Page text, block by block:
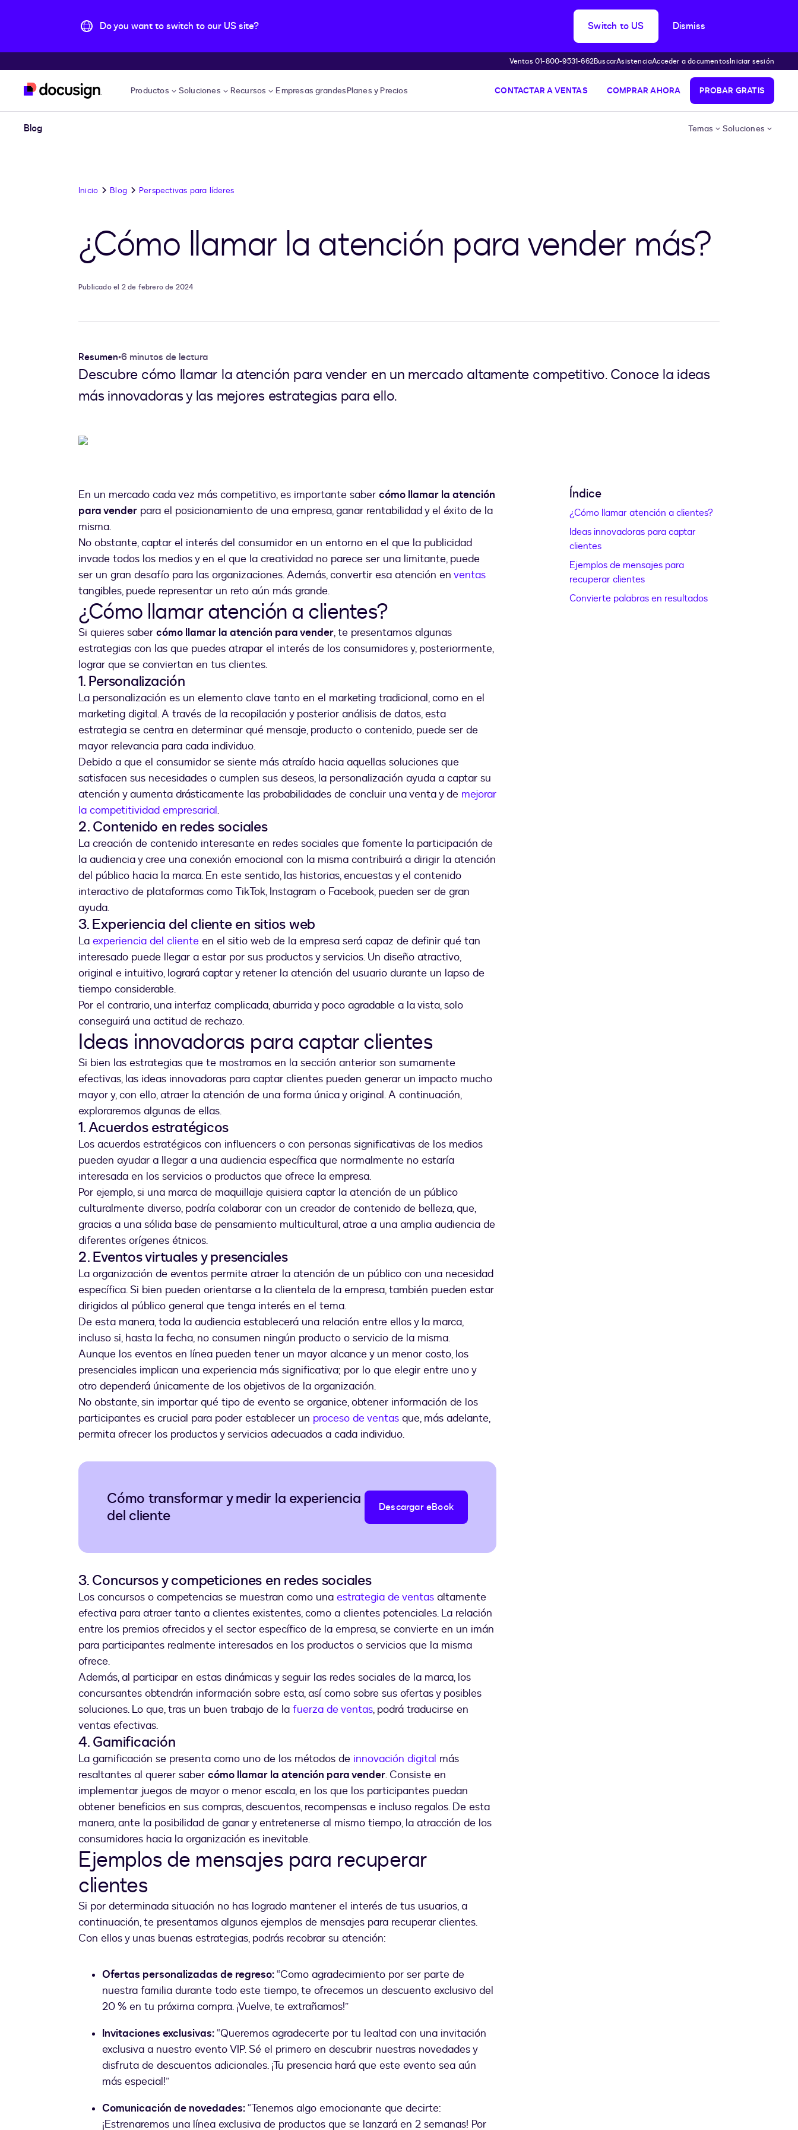
Do you want to switch to our US site? Switch to US Dismiss
Ventas 01-800-9531-662BuscarAsistenciaAcceder a documentosIniciar sesión
Productos Soluciones Recursos Empresas grandesPlanes y Precios CONTACTAR A VENTAS COMPRAR AHORA PROBAR GRATIS
Blog Temas Soluciones
Inicio Blog Perspectivas para líderes
¿Cómo llamar la atención para vender más?
Publicado el 2 de febrero de 2024
Resumen•6 minutos de lectura
Descubre cómo llamar la atención para vender en un mercado altamente competitivo. Conoce la ideas
más innovadoras y las mejores estrategias para ello.
En un mercado cada vez más competitivo, es importante saber cómo llamar la atención
para vender para el posicionamiento de una empresa, ganar rentabilidad y el éxito de la
misma.
No obstante, captar el interés del consumidor en un entorno en el que la publicidad
invade todos los medios y en el que la creatividad no parece ser una limitante, puede
ser un gran desafío para las organizaciones. Además, convertir esa atención en ventas
tangibles, puede representar un reto aún más grande.
¿Cómo llamar atención a clientes?
Si quieres saber cómo llamar la atención para vender, te presentamos algunas
estrategias con las que puedes atrapar el interés de los consumidores y, posteriormente,
lograr que se conviertan en tus clientes.
1. Personalización
La personalización es un elemento clave tanto en el marketing tradicional, como en el
marketing digital. A través de la recopilación y posterior análisis de datos, esta
estrategia se centra en determinar qué mensaje, producto o contenido, puede ser de
mayor relevancia para cada individuo.
Debido a que el consumidor se siente más atraído hacia aquellas soluciones que
satisfacen sus necesidades o cumplen sus deseos, la personalización ayuda a captar su
atención y aumenta drásticamente las probabilidades de concluir una venta y de mejorar
la competitividad empresarial.
2. Contenido en redes sociales
La creación de contenido interesante en redes sociales que fomente la participación de
la audiencia y cree una conexión emocional con la misma contribuirá a dirigir la atención
del público hacia la marca. En este sentido, las historias, encuestas y el contenido
interactivo de plataformas como TikTok, Instagram o Facebook, pueden ser de gran
ayuda.
3. Experiencia del cliente en sitios web
La experiencia del cliente en el sitio web de la empresa será capaz de definir qué tan
interesado puede llegar a estar por sus productos y servicios. Un diseño atractivo,
original e intuitivo, logrará captar y retener la atención del usuario durante un lapso de
tiempo considerable.
Por el contrario, una interfaz complicada, aburrida y poco agradable a la vista, solo
conseguirá una actitud de rechazo.
Ideas innovadoras para captar clientes
Si bien las estrategias que te mostramos en la sección anterior son sumamente
efectivas, las ideas innovadoras para captar clientes pueden generar un impacto mucho
mayor y, con ello, atraer la atención de una forma única y original. A continuación,
exploraremos algunas de ellas.
1. Acuerdos estratégicos
Los acuerdos estratégicos con influencers o con personas significativas de los medios
pueden ayudar a llegar a una audiencia específica que normalmente no estaría
interesada en los servicios o productos que ofrece la empresa.
Por ejemplo, si una marca de maquillaje quisiera captar la atención de un público
culturalmente diverso, podría colaborar con un creador de contenido de belleza, que,
gracias a una sólida base de pensamiento multicultural, atrae a una amplia audiencia de
diferentes orígenes étnicos.
2. Eventos virtuales y presenciales
La organización de eventos permite atraer la atención de un público con una necesidad
específica. Si bien pueden orientarse a la clientela de la empresa, también pueden estar
dirigidos al público general que tenga interés en el tema.
De esta manera, toda la audiencia establecerá una relación entre ellos y la marca,
incluso si, hasta la fecha, no consumen ningún producto o servicio de la misma.
Aunque los eventos en línea pueden tener un mayor alcance y un menor costo, los
presenciales implican una experiencia más significativa; por lo que elegir entre uno y
otro dependerá únicamente de los objetivos de la organización.
No obstante, sin importar qué tipo de evento se organice, obtener información de los
participantes es crucial para poder establecer un proceso de ventas que, más adelante,
permita ofrecer los productos y servicios adecuados a cada individuo.
Cómo transformar y medir la experiencia
del cliente
Descargar eBook
3. Concursos y competiciones en redes sociales
Los concursos o competencias se muestran como una estrategia de ventas altamente
efectiva para atraer tanto a clientes existentes, como a clientes potenciales. La relación
entre los premios ofrecidos y el sector específico de la empresa, se convierte en un imán
para participantes realmente interesados en los productos o servicios que la misma
ofrece.
Además, al participar en estas dinámicas y seguir las redes sociales de la marca, los
concursantes obtendrán información sobre esta, así como sobre sus ofertas y posibles
soluciones. Lo que, tras un buen trabajo de la fuerza de ventas, podrá traducirse en
ventas efectivas.
4. Gamificación
La gamificación se presenta como uno de los métodos de innovación digital más
resaltantes al querer saber cómo llamar la atención para vender. Consiste en
implementar juegos de mayor o menor escala, en los que los participantes puedan
obtener beneficios en sus compras, descuentos, recompensas e incluso regalos. De esta
manera, ante la posibilidad de ganar y entretenerse al mismo tiempo, la atracción de los
consumidores hacia la organización es inevitable.
Ejemplos de mensajes para recuperar
clientes
Si por determinada situación no has logrado mantener el interés de tus usuarios, a
continuación, te presentamos algunos ejemplos de mensajes para recuperar clientes.
Con ellos y unas buenas estrategias, podrás recobrar su atención:
Ofertas personalizadas de regreso:“Como agradecimiento por ser parte de
nuestra familia durante todo este tiempo, te ofrecemos un descuento exclusivo del
20 % en tu próxima compra. ¡Vuelve, te extrañamos!”
Invitaciones exclusivas:“Queremos agradecerte por tu lealtad con una invitación
exclusiva a nuestro evento VIP. Sé el primero en descubrir nuestras novedades y
disfruta de descuentos adicionales. ¡Tu presencia hará que este evento sea aún
más especial!”
Comunicación de novedades:“Tenemos algo emocionante que decirte:
¡Estrenaremos una línea exclusiva de productos que se lanzará en 2 semanas! Por
Índice
¿Cómo llamar atención a clientes?
Ideas innovadoras para captar
clientes
Ejemplos de mensajes para
recuperar clientes
Convierte palabras en resultados